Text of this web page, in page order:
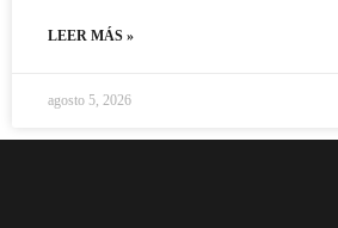
LEER MÁS »
agosto 5, 2026